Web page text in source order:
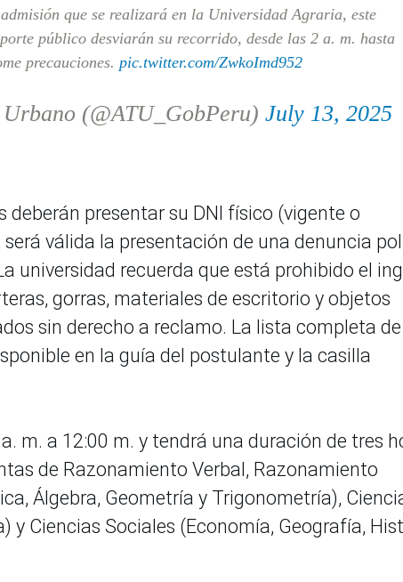
que se realizará en la Universidad Agraria, este
público desviarán su recorrido, desde las 2 a. m. hasta
precauciones. pic.twitter.com/ZwkoImd952
(@ATU_GobPeru) July 13, 2025
deberán presentar su DNI físico (vigente o
válida la presentación de una denuncia
universidad recuerda que está prohibido el
gorras, materiales de escritorio y objetos
sin derecho a reclamo. La lista completa de
en la guía del postulante y la casilla
m. a 12:00 m. y tendrá una duración de tres
de Razonamiento Verbal, Razonamiento
Álgebra, Geometría y Trigonometría),
y Ciencias Sociales (Economía, Geografía,